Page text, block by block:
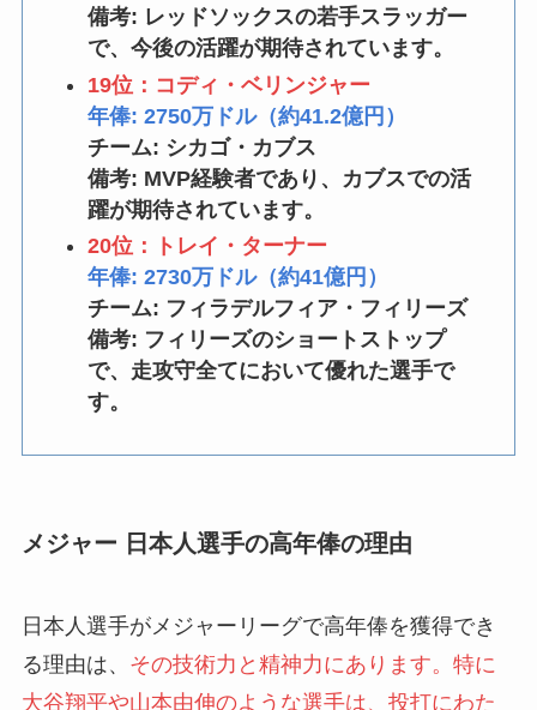
備考: レッドソックスの若手スラッガー
で、今後の活躍が期待されています。
19位：コディ・ベリンジャー
年俸: 2750万ドル（約41.2億円）
チーム: シカゴ・カブス
備考: MVP経験者であり、カブスでの活
躍が期待されています。
20位：トレイ・ターナー
年俸: 2730万ドル（約41億円）
チーム: フィラデルフィア・フィリーズ
備考: フィリーズのショートストップ
で、走攻守全てにおいて優れた選手で
す。
メジャー 日本人選手の高年俸の理由
日本人選手がメジャーリーグで高年俸を獲得でき
る理由は、 その技術力と精神力にあります。特に
大谷翔平や山本由伸のような選手は、投打にわた